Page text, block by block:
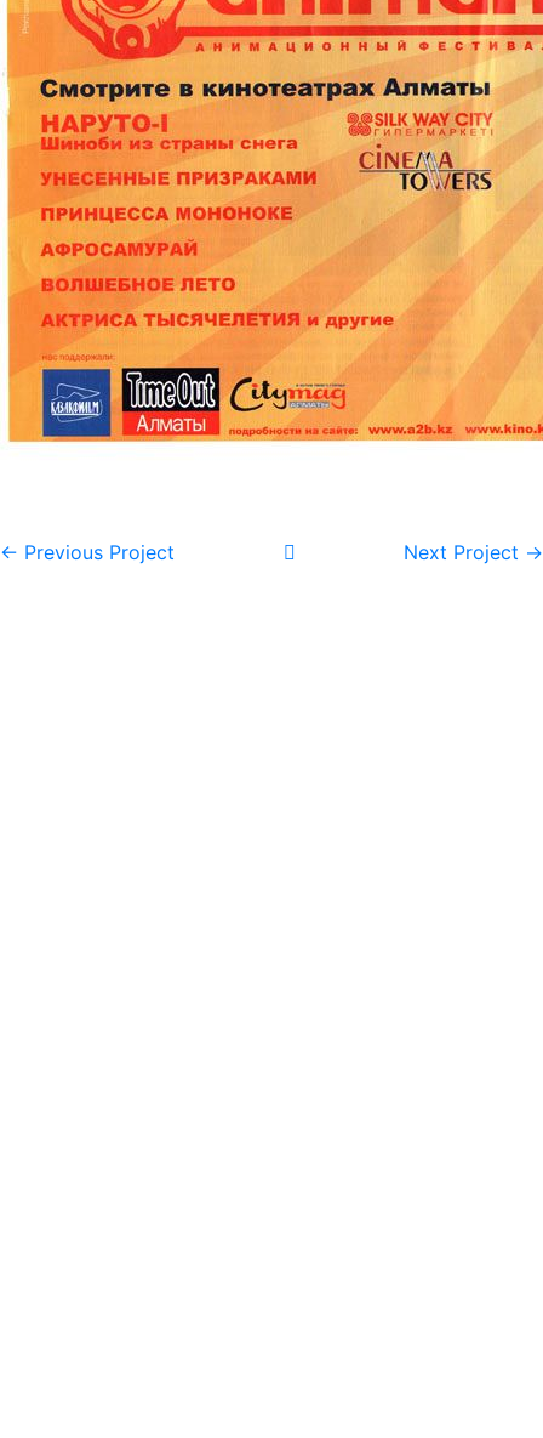
← Previous Project Next Project →